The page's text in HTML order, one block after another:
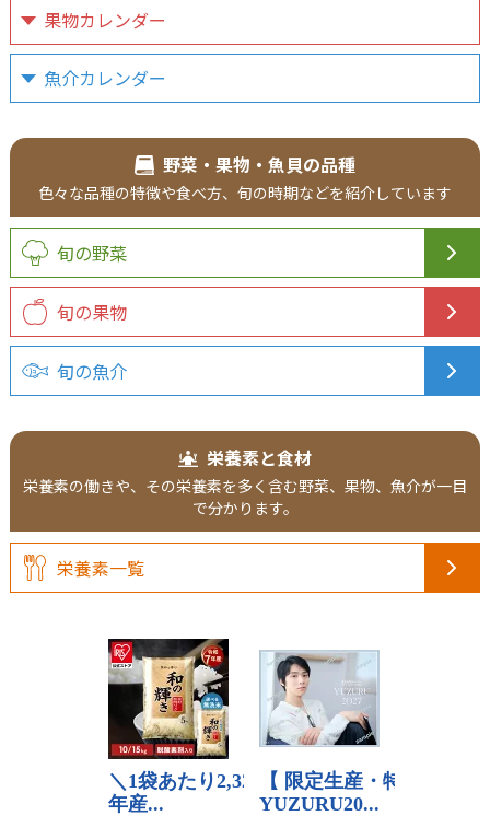
果物カレンダー
魚介カレンダー
野菜・果物・魚貝の品種
色々な品種の特徴や食べ方、 旬の時期などを紹介しています
旬の野菜
旬の果物
旬の魚介
栄養素と食材
栄養素の働きや、その栄養素を多く含む野菜、果物、魚介が一目
で分かります。
栄養素一覧